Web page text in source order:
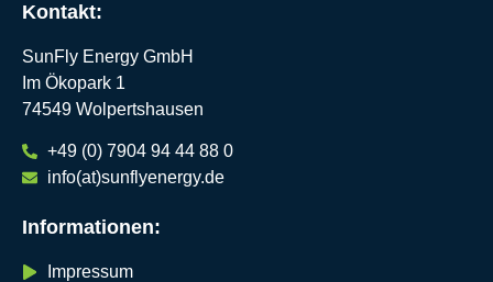
Kontakt:
SunFly Energy GmbH
Im Ökopark 1
74549 Wolpertshausen
+49 (0) 7904 94 44 88 0
info(at)sunflyenergy.de
Informationen:
Impressum